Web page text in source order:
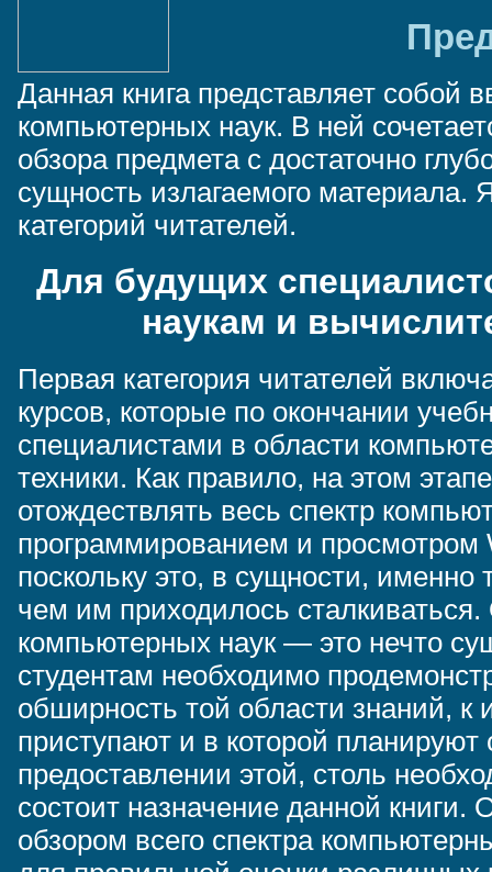
Данная книга представляет собой
компьютерных наук. В ней
обзора предмета с достаточно
сущность излагаемого материала.
категорий читателей.
Для будущих
наукам и
Первая категория читателей
курсов, которые по окончании
специалистами в области
техники. Как правило, на этом
отождествлять весь спектр
программированием и просмотром
поскольку это, в сущности,
чем им приходилось сталкиваться.
компьютерных наук — это нечто
студентам необходимо
обширность той области знаний, к
приступают и в которой
предоставлении этой, столь
состоит назначение данной книги.
обзором всего спектра